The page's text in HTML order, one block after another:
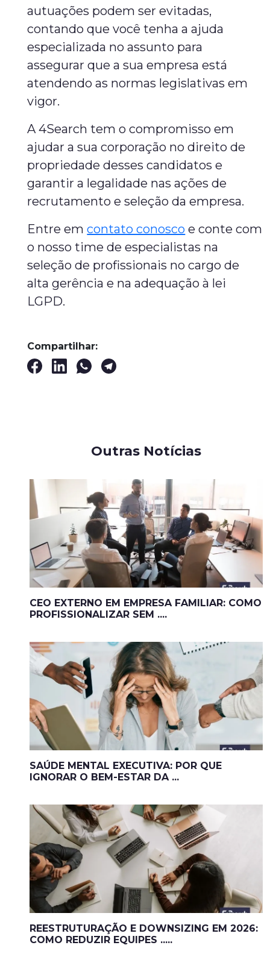
autuações podem ser evitadas,
contando que você tenha a ajuda
especializada no assunto para
assegurar que a sua empresa está
atendendo as normas legislativas em
vigor.
A 4Search tem o compromisso em
ajudar a sua corporação no direito de
propriedade desses candidatos e
garantir a legalidade nas ações de
recrutamento e seleção da empresa.
Entre emcontato conosco e conte com
o nosso time de especialistas na
seleção de profissionais no cargo de
alta gerência e na adequação à lei
LGPD.
Compartilhar:
Outras Notícias
CEO EXTERNO EM EMPRESA FAMILIAR: COMO
PROFISSIONALIZAR SEM ....
SAÚDE MENTAL EXECUTIVA: POR QUE
IGNORAR O BEM-ESTAR DA ...
REESTRUTURAÇÃO E DOWNSIZING EM 2026:
COMO REDUZIR EQUIPES .....